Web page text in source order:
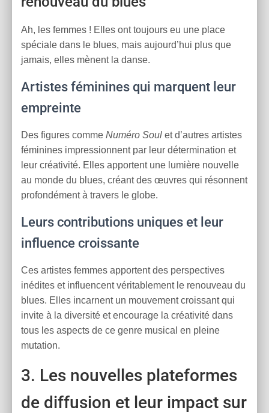
Ah, les femmes ! Elles ont toujours eu une place
spéciale dans le blues, mais aujourd’hui plus que
jamais, elles mènent la danse.
Artistes féminines qui marquent leur
empreinte
Des figures comme Numéro Soul et d’autres artistes
féminines impressionnent par leur détermination et
leur créativité. Elles apportent une lumière nouvelle
au monde du blues, créant des œuvres qui résonnent
profondément à travers le globe.
Leurs contributions uniques et leur
influence croissante
Ces artistes femmes apportent des perspectives
inédites et influencent véritablement le renouveau du
blues. Elles incarnent un mouvement croissant qui
invite à la diversité et encourage la créativité dans
tous les aspects de ce genre musical en pleine
mutation.
3. Les nouvelles plateformes
de diffusion et leur impact sur